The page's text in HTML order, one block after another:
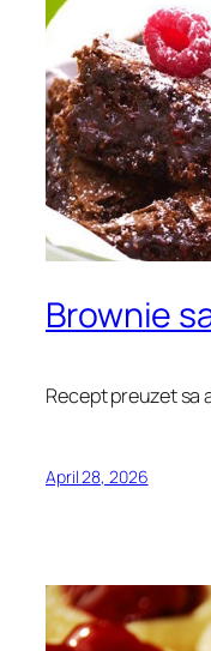
Brownie
Recept preuzet sa
April 28, 2026